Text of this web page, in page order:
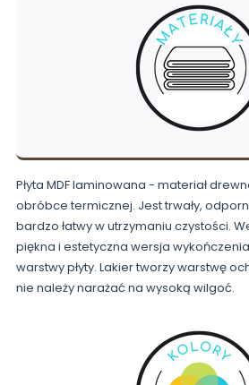
Płyta MDF laminowana - materiał
obróbce termicznej. Jest trwały,
bardzo łatwy w utrzymaniu czystości.
piękna i estetyczna wersja
warstwy płyty. Lakier tworzy warstwę
nie należy narażać na wysoką wilgoć.